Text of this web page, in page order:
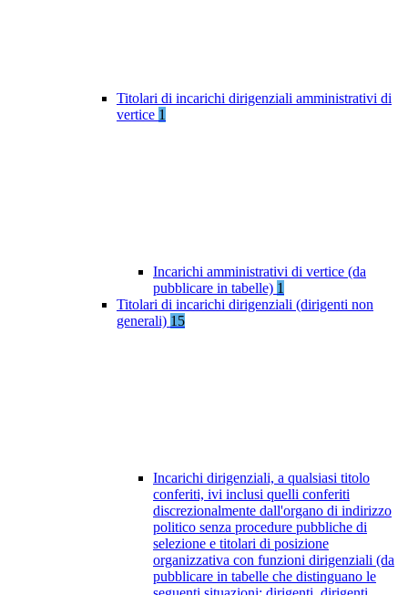
Titolari di incarichi dirigenziali amministrativi di
vertice 1
Incarichi amministrativi di vertice (da
pubblicare in tabelle) 1
Titolari di incarichi dirigenziali (dirigenti non
generali) 15
Incarichi dirigenziali, a qualsiasi titolo
conferiti, ivi inclusi quelli conferiti
discrezionalmente dall'organo di indirizzo
politico senza procedure pubbliche di
selezione e titolari di posizione
organizzativa con funzioni dirigenziali (da
pubblicare in tabelle che distinguano le